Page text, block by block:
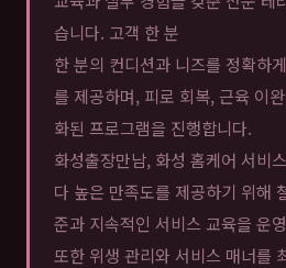
습니다. 고객 한 분
한 분의 컨디션과 니즈를 정확하
를 제공하며, 피로 회복, 근육 이
화된 프로그램을 진행합니다.
화성출장만남, 화성 홈케어 서비
다 높은 만족도를 제공하기 위해
준과 지속적인 서비스 교육을 운
또한 위생 관리와 서비스 매너를